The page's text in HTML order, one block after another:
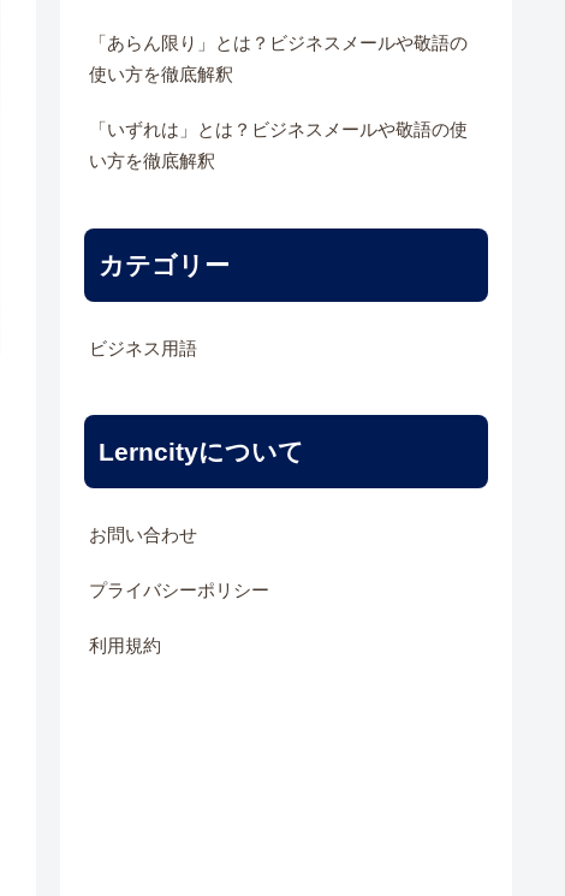
「あらん限り」とは？ビジネスメールや敬語の
使い方を徹底解釈
「いずれは」とは？ビジネスメールや敬語の使
い方を徹底解釈
カテゴリー
ビジネス用語
Lerncityについて
お問い合わせ
プライバシーポリシー
利用規約